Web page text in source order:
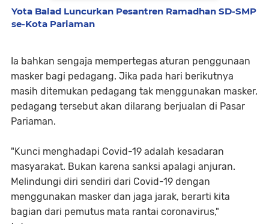
Yota Balad Luncurkan Pesantren Ramadhan SD-SMP
se-Kota Pariaman
Ia bahkan sengaja mempertegas aturan penggunaan
masker bagi pedagang. Jika pada hari berikutnya
masih ditemukan pedagang tak menggunakan masker,
pedagang tersebut akan dilarang berjualan di Pasar
Pariaman.
"Kunci menghadapi Covid-19 adalah kesadaran
masyarakat. Bukan karena sanksi apalagi anjuran.
Melindungi diri sendiri dari Covid-19 dengan
menggunakan masker dan jaga jarak, berarti kita
bagian dari pemutus mata rantai coronavirus,"